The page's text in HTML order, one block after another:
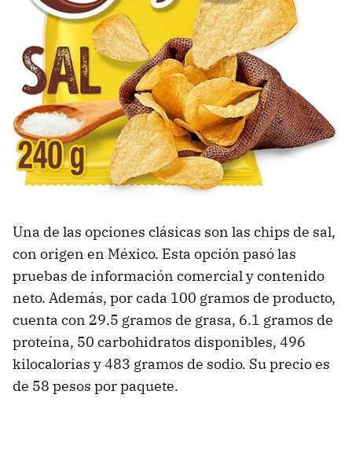
Una de las opciones clásicas son las chips de sal,
con origen en México. Esta opción pasó las
pruebas de información comercial y contenido
neto. Además, por cada 100 gramos de producto,
cuenta con 29.5 gramos de grasa, 6.1 gramos de
proteína, 50 carbohidratos disponibles, 496
kilocalorias y 483 gramos de sodio. Su precio es
de 58 pesos por paquete.